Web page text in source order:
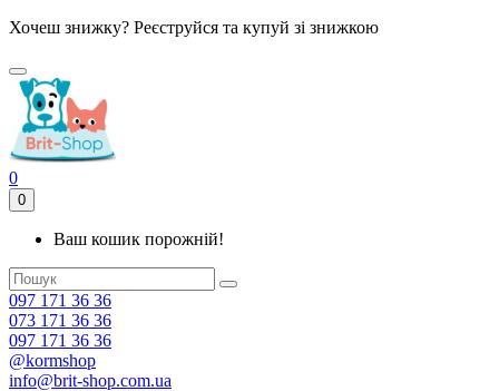
Хочеш знижку? Реєструйся та купуй зі знижкою
0
0
Ваш кошик порожній!
097 171 36 36
073 171 36 36
097 171 36 36
@kormshop
info@brit-shop.com.ua